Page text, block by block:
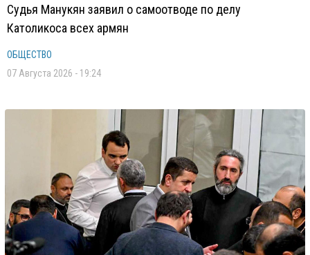
Судья Манукян заявил о самоотводе по делу
Католикоса всех армян
ОБЩЕСТВО
07 Августа 2026 - 19:24